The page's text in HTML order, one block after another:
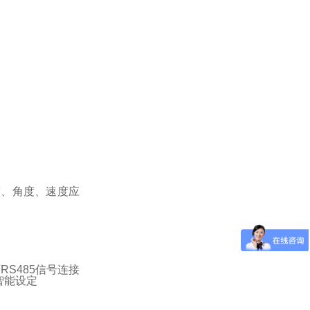
角度、速度应
RS485信号连接
能设定